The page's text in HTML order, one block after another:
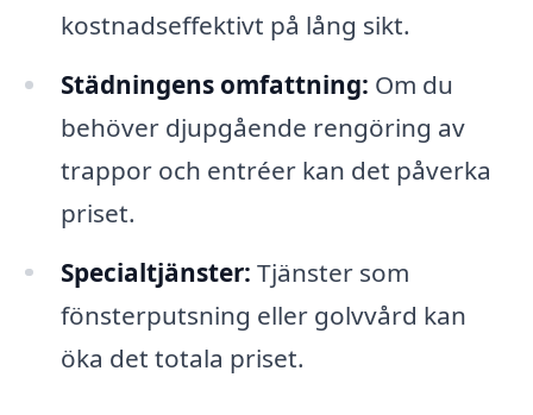
kostnadseffektivt på lång sikt.
Städningens omfattning: Om du
behöver djupgående rengöring av
trappor och entréer kan det påverka
priset.
Specialtjänster: Tjänster som
fönsterputsning eller golvvård kan
öka det totala priset.